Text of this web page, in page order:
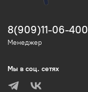
8(909)11-06-400
Менеджер
Мы в соц. сетях